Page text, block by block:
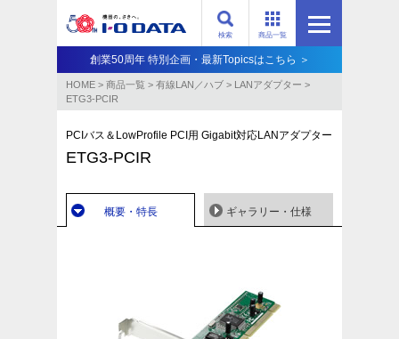
商品一覧
検索
創業50周年 特別企画・最新Topicsはこちら ＞
HOME > 商品一覧 > 有線LAN／ハブ > LANアダプター >
ETG3-PCIR
PCIバス＆LowProfile PCI用 Gigabit対応LANアダプター
ETG3-PCIR
概要・特長 ギャラリー・仕様